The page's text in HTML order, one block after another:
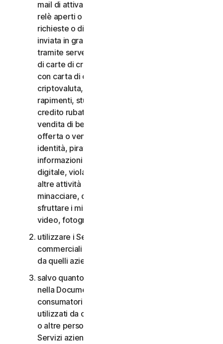
mail di attivazione o disattivazione, scansione di
relè aperti o proxy aperti, invio di e-mail non
richieste o di qualsiasi versione o tipo di e-mail
inviata in grandi quantità anche se indirizzata
tramite server di terzi, lancio di pop-up, utilizzo
di carte di credito rubate, messa in atto di frodi
con carta di credito, frodi finanziarie, frodi in
criptovaluta, occultamenti, estorsioni, ricatti,
rapimenti, stupri, omicidi, vendita di carte di
credito rubate, vendita di beni rubati, offerta o
vendita di beni proibiti, militari e a duplice uso,
offerta o vendita di sostanze controllate, furti di
identità, pirateria informatica, pharming, furto di
informazioni in qualsiasi forma o scala, pirateria
digitale, violazioni della proprietà intellettuale e
altre attività simili; molestare, perseguitare,
minacciare, danneggiare o controllare altri o
sfruttare i minori in qualsiasi modo, inclusi audio,
video, fotografie, contenuti digitali, ecc.;
utilizzare i Servizi per i consumatori per scopi
commerciali o i Servizi aziendali per scopi diversi
da quelli aziendali interni;
salvo quanto diversamente previsto nel CLS o
nella Documentazione, i Servizi per i
consumatori non possono essere accessibili a,
utilizzati da o condivisi con familiari, non familiari
o altre persone che non risiedono con l’Utente e i
Servizi aziendali non possono essere accessibili